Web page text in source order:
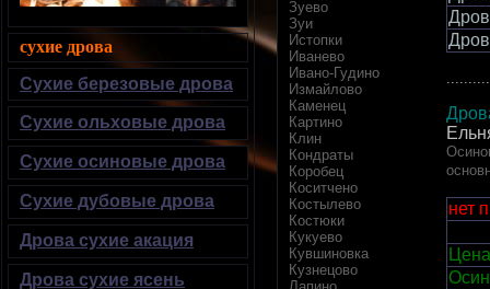
Зуево
Зуи
Истопки
Иванево
Ивано-Гудино
Измайлово
Каменец
Картино
Клин
Кондраты
Коробец
Коситчено
Костылево
Костюки
Кукуево
Кувшиновка
Кузнецово
нет
сухие дрова
Сухие березовые дрова
Сухие ольховые дрова
Сухие осиновые дрова
Сухие дубовые дрова
Дрова сухие акация
Дрова сухие ясень